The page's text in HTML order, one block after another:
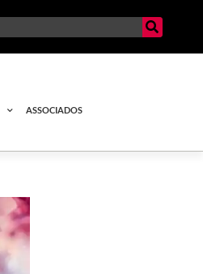
ASSOCIADOS